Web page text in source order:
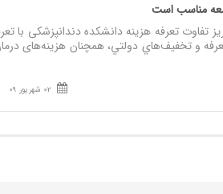
مناسب است
تفاوت تعرفه هزینه دانشکده دندانپزشکی با
و تخفيف‌هاي دولتي، همچنان هزينه‌های
02 شهریور 09